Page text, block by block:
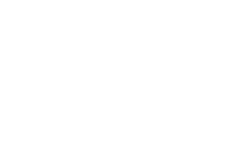
téléphone dépend du matériau
pour couvrir le dos et les côtés du
à prendre en compte afin de
et le coloris.